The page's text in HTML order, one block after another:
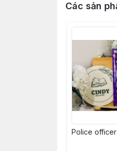
Các sản
Police officer